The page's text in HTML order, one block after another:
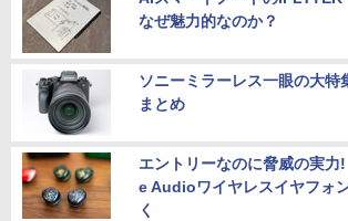
なぜ魅力的なのか？
ソニーミラーレス一眼の大特
まとめ
エントリーなのに脅威の実
e Audioワイヤレスイヤフォ
く